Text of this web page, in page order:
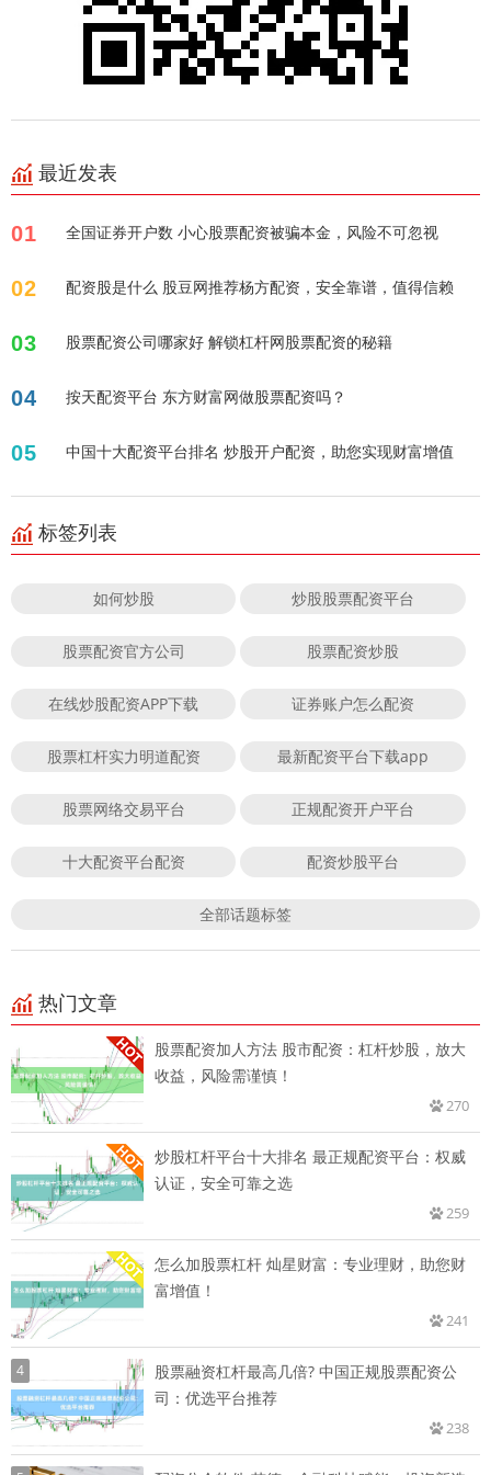
最近发表
01 全国证券开户数 小心股票配资被骗本金，风险不可忽视
02 配资股是什么 股豆网推荐杨方配资，安全靠谱，值得信赖
03 股票配资公司哪家好 解锁杠杆网股票配资的秘籍
04 按天配资平台 东方财富网做股票配资吗？
05 中国十大配资平台排名 炒股开户配资，助您实现财富增值
标签列表
如何炒股 炒股股票配资平台
股票配资官方公司 股票配资炒股
在线炒股配资APP下载 证券账户怎么配资
股票杠杆实力明道配资 最新配资平台下载app
股票网络交易平台 正规配资开户平台
十大配资平台配资 配资炒股平台
全部话题标签
热门文章
股票配资加人方法 股市配资：杠杆炒股，放大
收益，风险需谨慎！
270
炒股杠杆平台十大排名 最正规配资平台：权威
认证，安全可靠之选
259
怎么加股票杠杆 灿星财富：专业理财，助您财
富增值！
241
4
股票融资杠杆最高几倍? 中国正规股票配资公
司：优选平台推荐
238